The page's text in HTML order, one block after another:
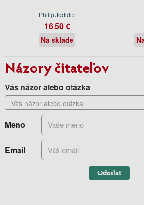
Philip Jodidio
16.50 €
Na sklade
Názory čitateľov
Váš názor alebo otázka
Meno
Email
Odoslať